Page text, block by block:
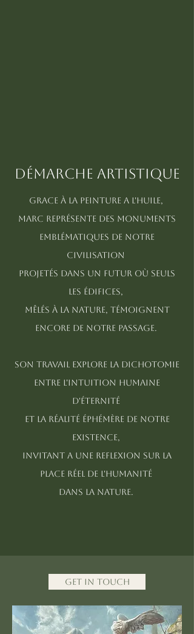
DÉMARCHE ARTISTIQUE
Grace à la peinture a l'huile,
marc représente des monuments
emblématiques de notre
civilisation
projetés dans un futur où seuls
les édifices,
mêlés à la nature, témoignent
encore de notre passage.
son travail explore la dichotomie
entre l'intuition humaine
d'éternité
et la réalité éphémère de notre
existence,
invitant a une reflexion sur la
place réel de l'humanité
dans la nature.
Get in Touch